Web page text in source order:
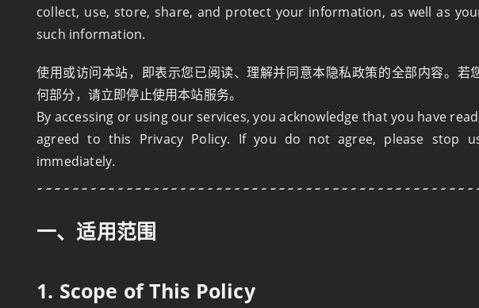
collect, use, store, share, and protect your information, as well as
such information.
使用或访问本站，即表示您已阅读、理解并同意本隐私政策的全部内容。若
何部分，请立即停止使用本站服务。
By accessing or using our services, you acknowledge that you have
agreed to this Privacy Policy. If you do not agree, please stop
immediately.
一、适用范围
1. Scope of This Policy